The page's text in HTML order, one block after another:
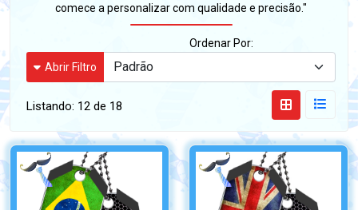
comece a personalizar com qualidade e precisão."
Ordenar Por:
Abrir Filtro
Listando: 12 de 18